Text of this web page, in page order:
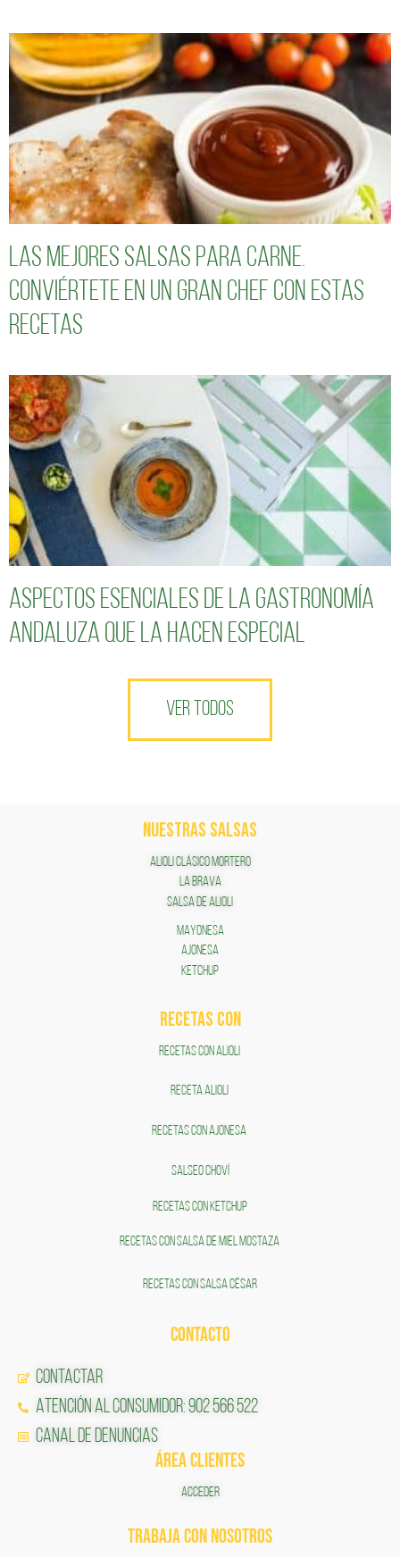
Las mejores salsas para carne.
Conviértete en un gran chef con estas
recetas
Aspectos esenciales de la gastronomía
andaluza que la hacen especial
VER TODOS
NUESTRAS SALSAS
ALIOLI CLÁSICO MORTERO
LA BRAVA
SALSA DE ALIOLI
MAYONESA
AJONESA
KETCHUP
RECETAS COn
RECETAS CON ALIOLI
RECETA ALIOLI
RECETAS CON AJONESA
SALSEO CHOVÍ
RECETAS CON KETCHUP
RECETAS CON SALSA DE MIEL MOSTAZA
RECETAS CON SALSA CÉSAR
CONTACTO
Contactar
Atención al Consumidor: 902 566 522
Canal de Denuncias
ÁREA CLIENTES
ACCEDER
TRABAJA CON NOSOTROS